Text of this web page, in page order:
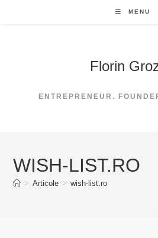
MENU
Florin
ENTREPRENEUR.
WISH-LIST.RO
> Articole > wish-list.ro